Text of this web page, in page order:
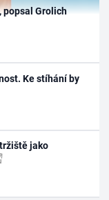
popsal Grolich
Ke stíhání by
jako